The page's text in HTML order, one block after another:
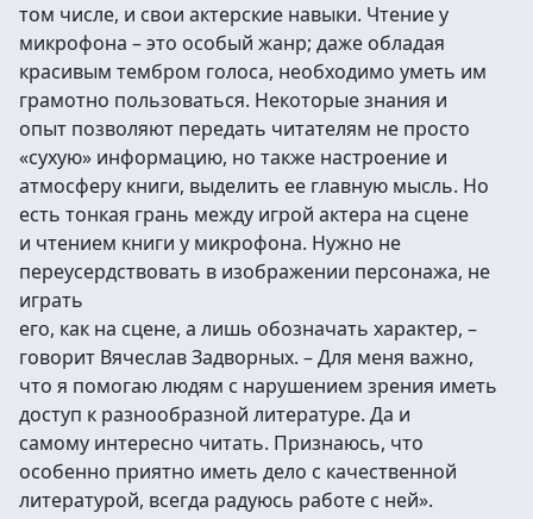
том числе, и свои актерские навыки. Чтение у
микрофона – это особый жанр; даже обладая
красивым тембром голоса, необходимо уметь им
грамотно пользоваться. Некоторые знания и
опыт позволяют передать читателям не просто
«сухую» информацию, но также настроение и
атмосферу книги, выделить ее главную мысль. Но
есть тонкая грань между игрой актера на сцене
и чтением книги у микрофона. Нужно не
переусердствовать в изображении персонажа, не
играть
его, как на сцене, а лишь обозначать характер, –
говорит Вячеслав Задворных. – Для меня важно,
что я помогаю людям с нарушением зрения иметь
доступ к разнообразной литературе. Да и
самому интересно читать. Признаюсь, что
особенно приятно иметь дело с качественной
литературой, всегда радуюсь работе с ней».